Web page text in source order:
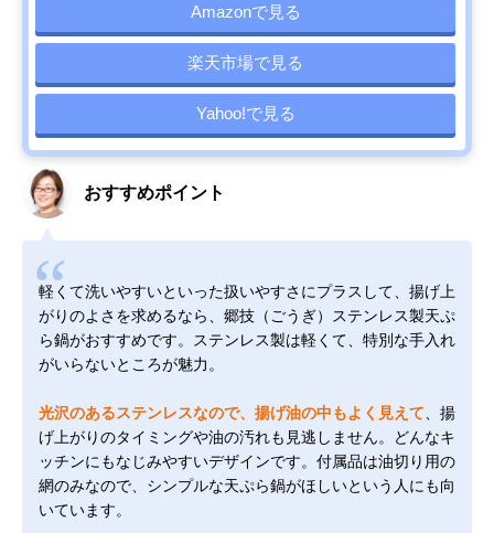
Amazonで見る
楽天市場で見る
Yahoo!で見る
おすすめポイント
軽くて洗いやすいといった扱いやすさにプラスして、揚げ上
がりのよさを求めるなら、郷技（ごうぎ）ステンレス製天ぷ
ら鍋がおすすめです。ステンレス製は軽くて、特別な手入れ
がいらないところが魅力。
光沢のあるステンレスなので、揚げ油の中もよく見えて 、揚
げ上がりのタイミングや油の汚れも見逃しません。どんなキ
ッチンにもなじみやすいデザインです。付属品は油切り用の
網のみなので、シンプルな天ぷら鍋がほしいという人にも向
いています。